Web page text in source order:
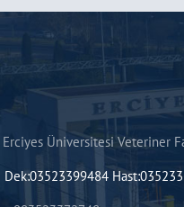
Erciyes Üniversitesi Veteriner
Dek:03523399484